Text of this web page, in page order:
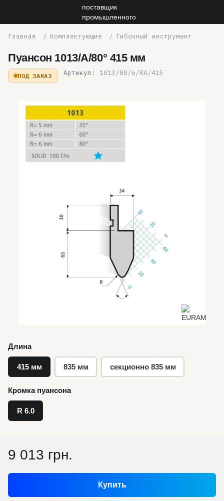
Комплектующие Гибочный инструмент
Пуансон 1013/A/80° 415 мм
ПОД ЗАКАЗ Артикул: 1013/80/6/RA/415
Длина
415 мм 835 мм секционно 835 мм
Кромка пуансона
R 6.0
9 013 грн.
Купить